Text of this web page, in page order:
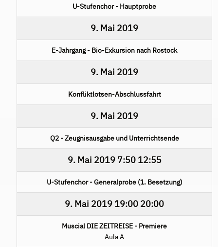
U-Stufenchor - Hauptprobe
9. Mai 2019
E-Jahrgang - Bio-Exkursion nach Rostock
9. Mai 2019
Konfliktlotsen-Abschlussfahrt
9. Mai 2019
Q2 - Zeugnisausgabe und Unterrichtsende
9. Mai 20197:50 12:55
U-Stufenchor - Generalprobe (1. Besetzung)
9. Mai 2019 19:00 20:00
Muscial DIE ZEITREISE - Premiere
Aula A